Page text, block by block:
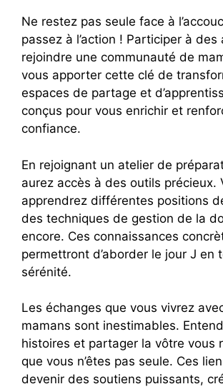
Ne restez pas seule face à
passez à l’action ! Participer à des
rejoindre une communauté de
vous apporter cette clé de
espaces de partage et
conçus pour vous enrichir et
confiance.
En rejoignant un atelier de
aurez accès à des outils précieux.
apprendrez différentes positions
des techniques de gestion de la
encore. Ces connaissances
permettront d’aborder le jour J en
sérénité.
Les échanges que vous vivrez
mamans sont inestimables.
histoires et partager la vôtre vous
que vous n’êtes pas seule. Ces
devenir des soutiens puissants,